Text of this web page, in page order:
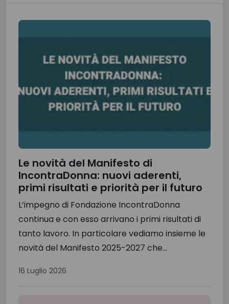
Le novità del Manifesto di
IncontraDonna: nuovi aderenti,
primi risultati e priorità per il futuro
L’impegno di Fondazione IncontraDonna
continua e con esso arrivano i primi risultati di
tanto lavoro. In particolare vediamo insieme le
novità del Manifesto 2025-2027 che...
16 Luglio 2026